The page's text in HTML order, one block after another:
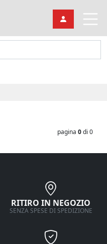
pagina 0di 0
RITIRO IN NEGOZIO
SENZA SPESE DI SPEDIZIONE